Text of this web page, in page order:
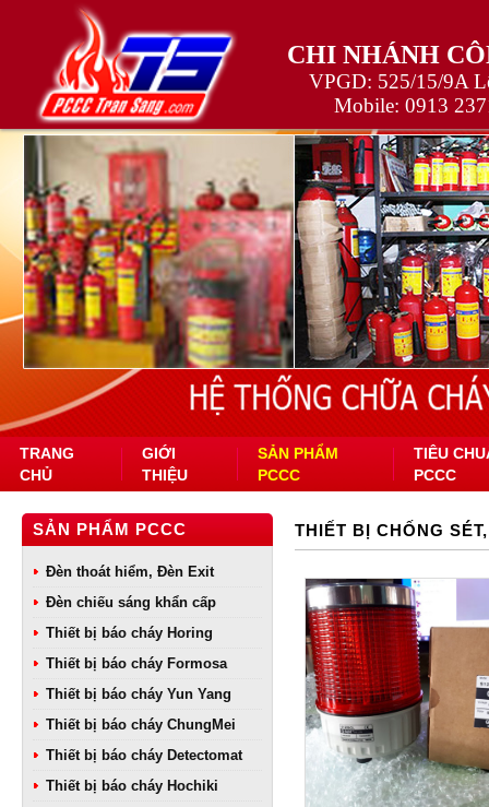
CHI NHÁNH
VPGD: 525/15/9A
Mobile: 0913
TRANG
CHỦ
GIỚI
THIỆU
SẢN PHẨM
PCCC
TIÊU
PCCC
SẢN PHẨM PCCC
Đèn thoát hiểm, Đèn Exit
Đèn chiếu sáng khẩn cấp
Thiết bị báo cháy Horing
Thiết bị báo cháy Formosa
Thiết bị báo cháy Yun Yang
Thiết bị báo cháy ChungMei
Thiết bị báo cháy Detectomat
Thiết bị báo cháy Hochiki
THIẾT BỊ CHỐNG